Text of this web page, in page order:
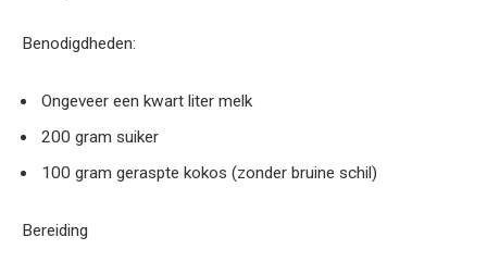
Benodigdheden:
Ongeveer een kwart liter melk
200 gram suiker
100 gram geraspte kokos (zonder bruine schil)
Bereiding